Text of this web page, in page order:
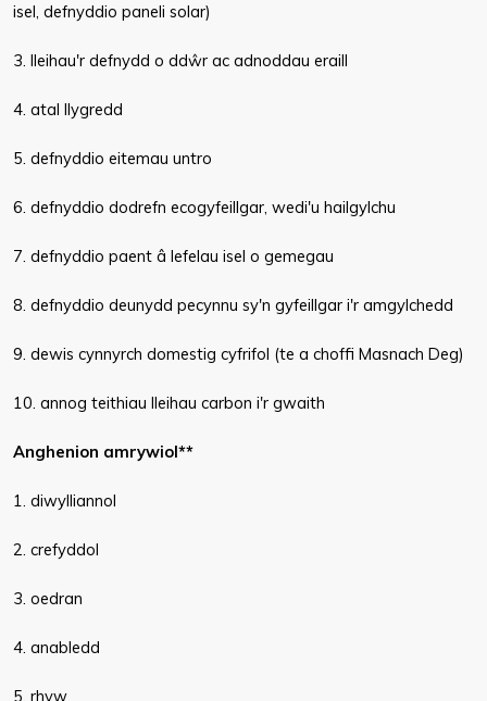
isel, defnyddio paneli solar)
3. lleihau'r defnydd o ddŵr ac adnoddau eraill
4. atal llygredd
5. defnyddio eitemau untro
6. defnyddio dodrefn ecogyfeillgar, wedi'u hailgylchu
7. defnyddio paent â lefelau isel o gemegau
8. defnyddio deunydd pecynnu sy'n gyfeillgar i'r amgylchedd
9. dewis cynnyrch domestig cyfrifol (te a choffi Masnach Deg)
10. annog teithiau lleihau carbon i'r gwaith
Anghenion amrywiol**
1. diwylliannol
2. crefyddol
3. oedran
4. anabledd
5. rhyw